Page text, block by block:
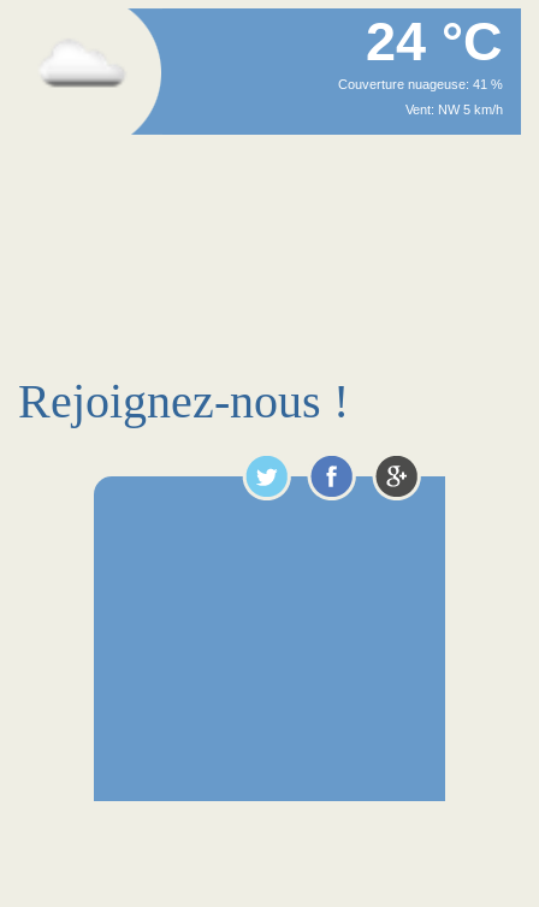
24 °C
Couverture nuageuse: 41 %
Vent: NW 5 km/h
Rejoignez-nous !